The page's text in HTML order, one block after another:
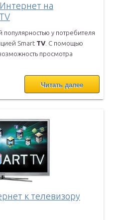
на
у потребителя
Smart TV . С помощью
просмотра
Читать далее
к телевизору